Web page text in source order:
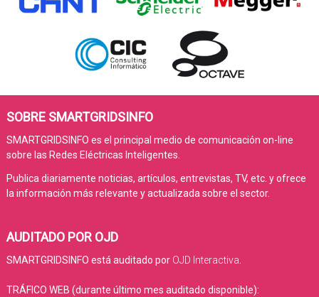
SOBRE SMARTGRIDSINFO
SMARTGRIDSINFO es el principal medio de comunicación on-line
sobre las Redes Eléctricas Inteligentes.
Publica diariamente noticias, artículos, entrevistas, TV, etc. y ofrece
la información más relevante y actualizada sobre el sector.
AUDITADO POR OJD
SMARTGRIDSINFO está auditado por OJD Interactiva
TRÁFICO WEB (durante último mes auditado disponible):